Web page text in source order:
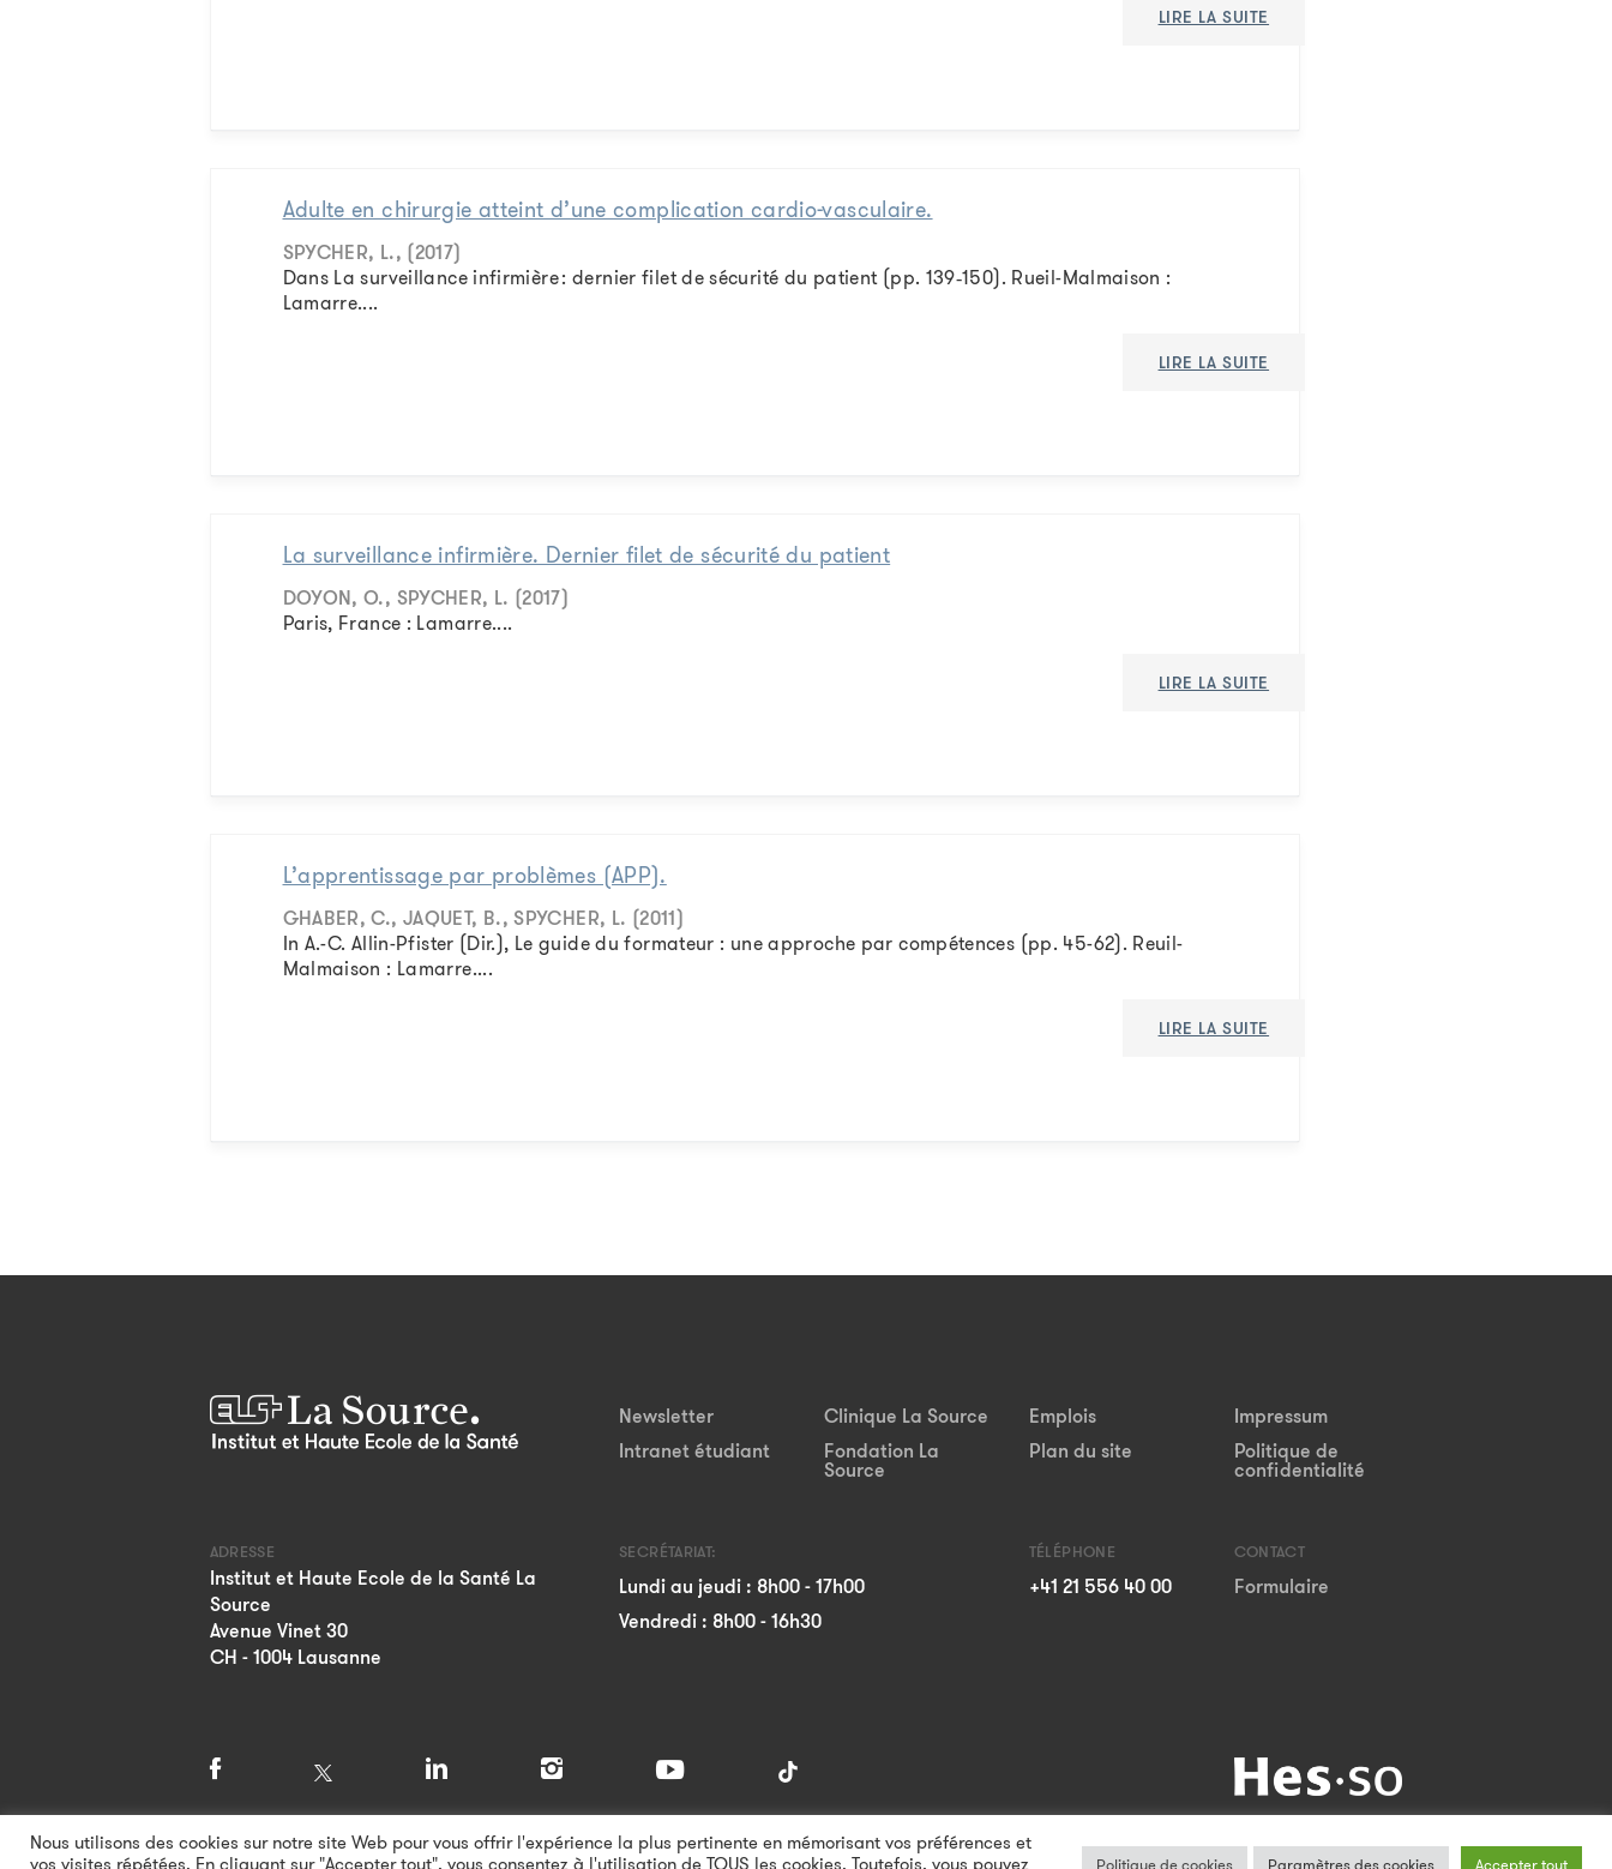
LIRE LA SUITE
Adulte en chirurgie atteint d’une complication cardio-vasculaire.
SPYCHER, L., (2017)
Dans La surveillance infirmière : dernier filet de sécurité du patient (pp. 139‑150). Rueil-Malmaison :
Lamarre....
LIRE LA SUITE
La surveillance infirmière. Dernier filet de sécurité du patient
DOYON, O., SPYCHER, L. (2017)
Paris, France : Lamarre....
LIRE LA SUITE
L’apprentissage par problèmes (APP).
GHABER, C., JAQUET, B., SPYCHER, L. (2011)
In A.-C. Allin-Pfister (Dir.), Le guide du formateur : une approche par compétences (pp. 45-62). Reuil-
Malmaison : Lamarre....
LIRE LA SUITE
Newsletter
Intranet étudiant
Clinique La Source
Fondation La
Source
Emplois
Plan du site
Impressum
Politique de
confidentialité
ADRESSE
Institut et Haute Ecole de la Santé La
Source
Avenue Vinet 30
CH - 1004 Lausanne
SECRÉTARIAT:
Lundi au jeudi : 8h00 - 17h00
Vendredi : 8h00 - 16h30
TÉLÉPHONE
+41 21 556 40 00
CONTACT
Formulaire
Nous utilisons des cookies sur notre site Web pour vous offrir l'expérience la plus pertinente en mémorisant vos préférences et
vos visites répétées. En cliquant sur "Accepter tout", vous consentez à l'utilisation de TOUS les cookies. Toutefois, vous pouvez
Politique de cookies Paramètres des cookies Accepter tout